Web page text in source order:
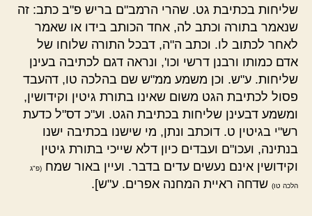
שליחות בכתיבת גט. שהרי הרמב"ם בריש פ"ב כתב: זה
שנאמר בתורה וכתב לה, אחד הכותב בידו או שאמר
לאחר לכתוב לו. וכתב ה"ה, דבכל התורה שלוחו של
אדם כמותו ורבנן דרשי וכו', ונראה דגם לכתיבה בעינן
שליחות. ע"ש. וכן משמע ממ"ש שם בהלכה טו, דהעבד
פסול לכתיבת הגט משום שאינו בתורת גיטין וקידושין,
ומשמע דבעינן שליחות בכתיבת הגט. וע"כ דס"ל כדעת
רש"י בגיטין ט. דוכתב ונתן, מי שישנו בכתיבה ישנו
בנתינה, ועכו"ם ועבדים כיון דלא שייכי בתורת גיטין
וקידושין אינם נעשים עדים בדבר. ועיין באור שמח (פ"ג
הלכה טו) שדחה ראיית המחנה אפרים. ע"ש].